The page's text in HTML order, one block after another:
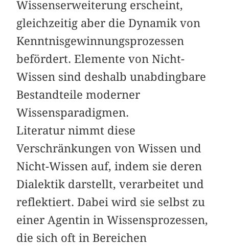
Wissenserweiterung erscheint,
gleichzeitig aber die Dynamik von
Kenntnisgewinnungsprozessen
befördert. Elemente von Nicht-
Wissen sind deshalb unabdingbare
Bestandteile moderner
Wissensparadigmen.
Literatur nimmt diese
Verschränkungen von Wissen und
Nicht-Wissen auf, indem sie deren
Dialektik darstellt, verarbeitet und
reflektiert. Dabei wird sie selbst zu
einer Agentin in Wissensprozessen,
die sich oft in Bereichen